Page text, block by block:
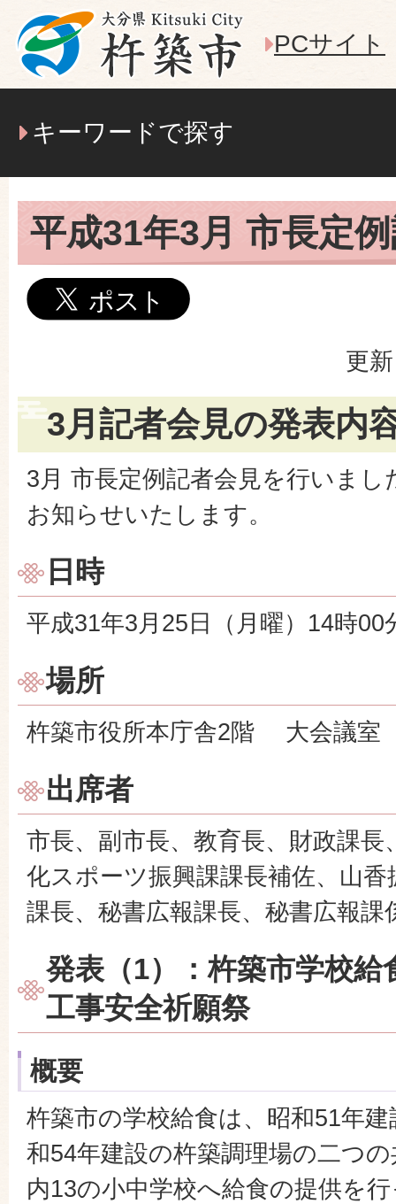
PCサイト
キーワードで探す
平成31年3月 市長定
更
3月記者会見の発表内
3月 市長定例記者会見を行いまし
お知らせいたします。
日時
平成31年3月25日（月曜）14時
場所
杵築市役所本庁舎2階 大会議室
出席者
市長、副市長、教育長、財政課長
化スポーツ振興課課長補佐、山
課長、秘書広報課長、秘書広報課
発表（1）：杵築市学校給
工事安全祈願祭
概要
杵築市の学校給食は、昭和51年
和54年建設の杵築調理場の二つ
内13の小中学校へ給食の提供を